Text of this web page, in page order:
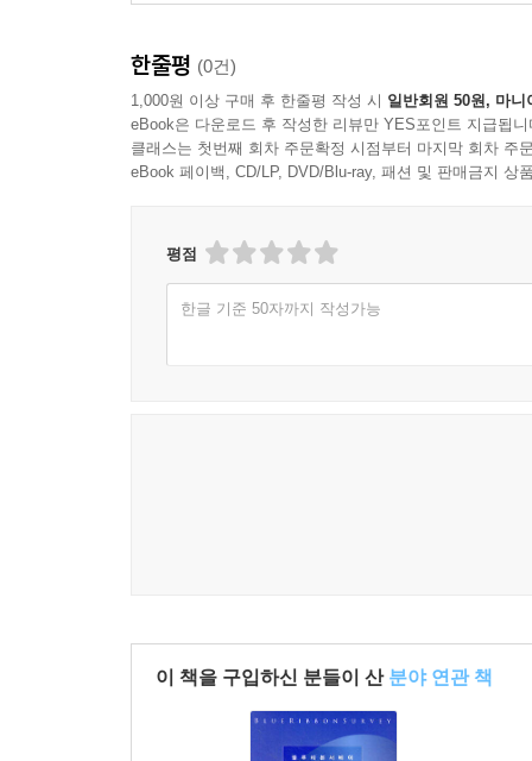
한줄평 (0건)
1,000원 이상 구매 후 한줄평 작성 시 일반회원 50원, 마니
eBook은 다운로드 후 작성한 리뷰만 YES포인트 지급됩니
클래스는 첫번째 회차 주문확정 시점부터 마지막 회차 주
eBook 페이백, CD/LP, DVD/Blu-ray, 패션 및 판매금지 상
평점
한글 기준 50자까지 작성가능
이 책을 구입하신 분들이 산 분야 연관 책